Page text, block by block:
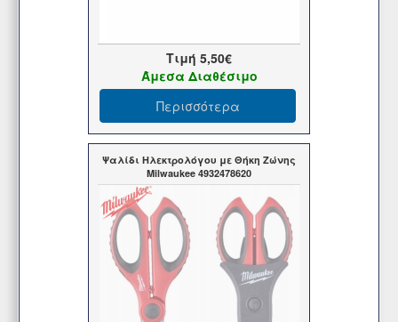
Τιμή 5,50€
Άμεσα Διαθέσιμο
Περισσότερα
Ψαλίδι Ηλεκτρολόγου με Θήκη Ζώνης
Milwaukee 4932478620